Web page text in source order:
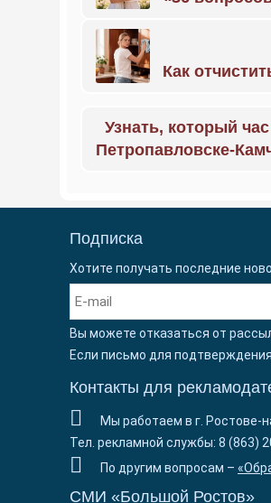
Как
Узнать, который
Петропавловске-
Подписка
Хотите получать последние
Вы можете отказаться от
Если письмо для
Контакты для
Мы работаем в г. Ростове-
Тел. рекламной службы: 8 (863)
По другим вопросам –
СМИ «Большой Ростов»